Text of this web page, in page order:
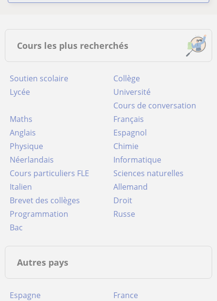
Cours les plus recherchés
Soutien scolaire
Collège
Lycée
Université
Cours de conversation
Maths
Français
Anglais
Espagnol
Physique
Chimie
Néerlandais
Informatique
Cours particuliers FLE
Sciences naturelles
Italien
Allemand
Brevet des collèges
Droit
Programmation
Russe
Bac
Autres pays
Espagne
France